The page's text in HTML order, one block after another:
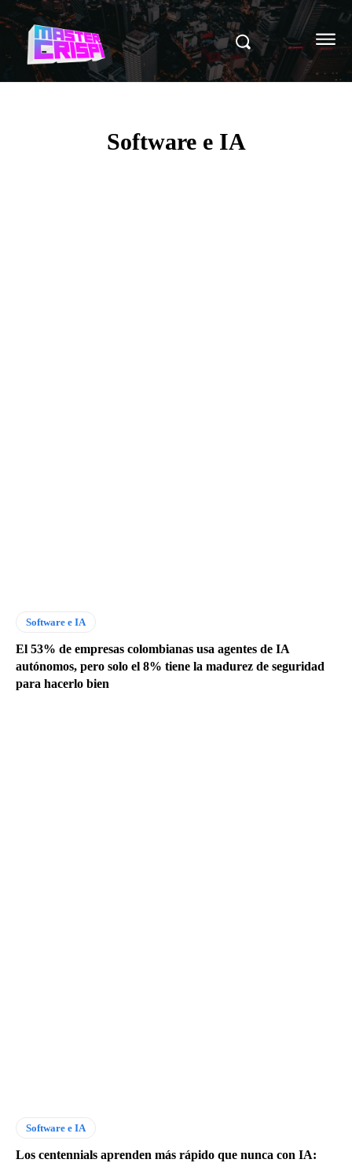
Software e IA
Software e IA
El 53% de empresas colombianas usa agentes de IA
autónomos, pero solo el 8% tiene la madurez de seguridad
para hacerlo bien
Software e IA
Los centennials aprenden más rápido que nunca con IA: